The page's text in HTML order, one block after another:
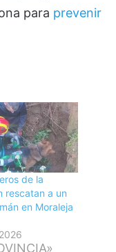
para prevenir
de la
rescatan a un
en Moraleja